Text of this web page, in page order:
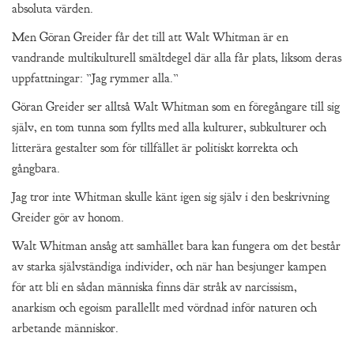
absoluta värden.
Men Göran Greider får det till att Walt Whitman är en
vandrande multikulturell smältdegel där alla får plats, liksom deras
uppfattningar: ”Jag rymmer alla.”
Göran Greider ser alltså Walt Whitman som en föregångare till sig
själv, en tom tunna som fyllts med alla kulturer, subkulturer och
litterära gestalter som för tillfället är politiskt korrekta och
gångbara.
Jag tror inte Whitman skulle känt igen sig själv i den beskrivning
Greider gör av honom.
Walt Whitman ansåg att samhället bara kan fungera om det består
av starka självständiga individer, och när han besjunger kampen
för att bli en sådan människa finns där stråk av narcissism,
anarkism och egoism parallellt med vördnad inför naturen och
arbetande människor.